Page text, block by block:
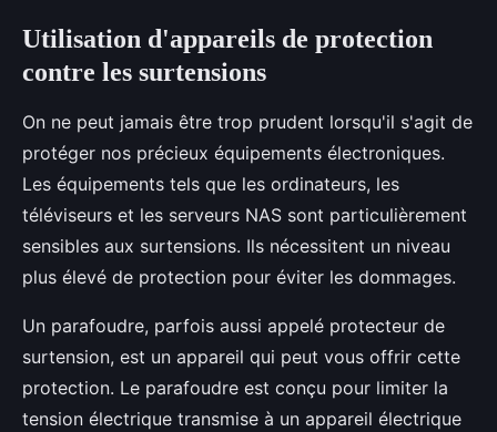
Utilisation d'appareils de protection
contre les surtensions
On ne peut jamais être trop prudent lorsqu'il s'agit de
protéger nos précieux équipements électroniques.
Les équipements tels que les ordinateurs, les
téléviseurs et les serveurs NAS sont particulièrement
sensibles aux surtensions. Ils nécessitent un niveau
plus élevé de protection pour éviter les dommages.
Un parafoudre, parfois aussi appelé protecteur de
surtension, est un appareil qui peut vous offrir cette
protection. Le parafoudre est conçu pour limiter la
tension électrique transmise à un appareil électrique